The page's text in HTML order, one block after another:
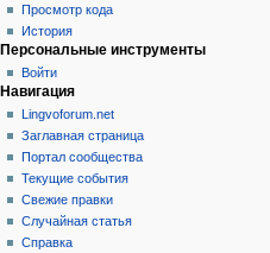
Просмотр кода
История
Персональные инструменты
Войти
Навигация
Lingvoforum.net
Заглавная страница
Портал сообщества
Текущие события
Свежие правки
Случайная статья
Справка